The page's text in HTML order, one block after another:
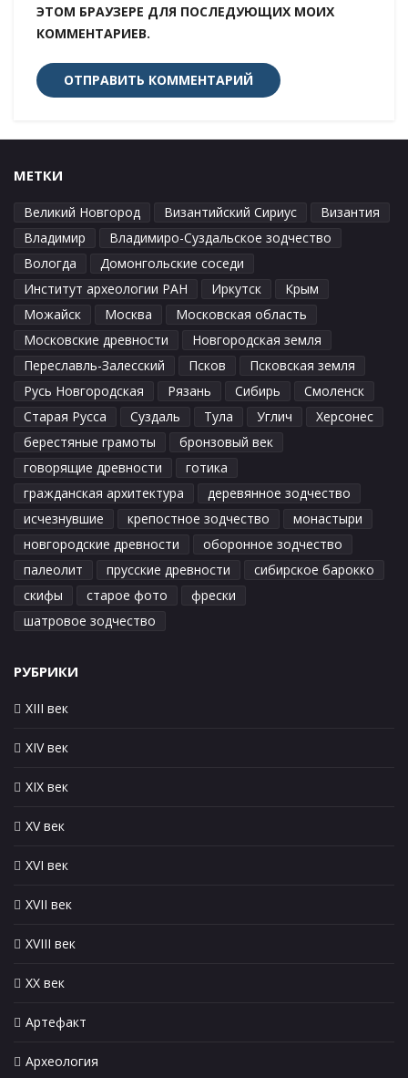
ЭТОМ БРАУЗЕРЕ ДЛЯ ПОСЛЕДУЮЩИХ МОИХ
КОММЕНТАРИЕВ.
МЕТКИ
Великий Новгород Византийский Сириус
Византия
Владимир
Владимиро-Суздальское зодчество
Вологда
Домонгольские соседи
Институт археологии РАН
Иркутск
Крым
Можайск
Москва
Московская область
Московские древности
Новгородская земля
Переславль-Залесский
Псков
Псковская земля
Русь Новгородская
Рязань Сибирь
Смоленск
Старая Русса
Суздаль Тула Углич
Херсонес
берестяные грамоты
бронзовый век
говорящие древности
готика
гражданская архитектура
деревянное зодчество
исчезнувшие
крепостное зодчество
монастыри
новгородские древности
оборонное зодчество
палеолит
прусские древности
сибирское барокко
скифы
старое фото
фрески
шатровое зодчество
РУБРИКИ
XIII век
XIV век
XIX век
XV век
XVI век
XVII век
XVIII век
XX век
Артефакт
Археология